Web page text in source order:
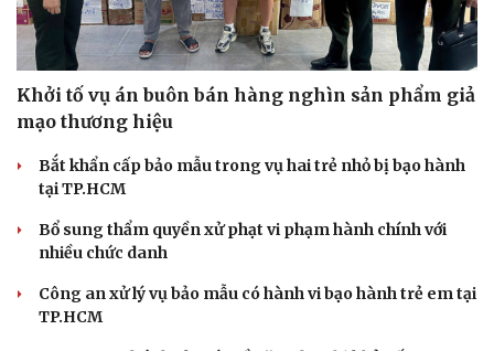
Khởi tố vụ án buôn bán hàng nghìn sản phẩm giả
mạo thương hiệu
Bắt khẩn cấp bảo mẫu trong vụ hai trẻ nhỏ bị bạo hành
tại TP.HCM
Bổ sung thẩm quyền xử phạt vi phạm hành chính với
nhiều chức danh
Công an xử lý vụ bảo mẫu có hành vi bạo hành trẻ em tại
TP.HCM